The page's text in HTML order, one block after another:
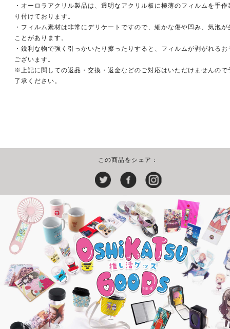
・オーロラアクリル製品は、透明なアクリル板に極薄のフィルムを手作
り付けております。
・フィルム素材は非常にデリケートですので、細かな傷や凹み、気泡が
ことがあります。
・鋭利な物で強く引っかいたり擦ったりすると、フィルムが剥がれるお
ございます。
※上記に関しての返品・交換・返金などのご対応はいただけませんので
了承ください。
この商品をシェア：